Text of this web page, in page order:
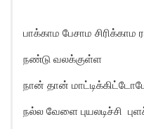
பாக்காம பேசாம சிரிக்காம
நண்டு வலக்குள்ள
நான் தான்
நல்ல வேளை புயலடிச்சி